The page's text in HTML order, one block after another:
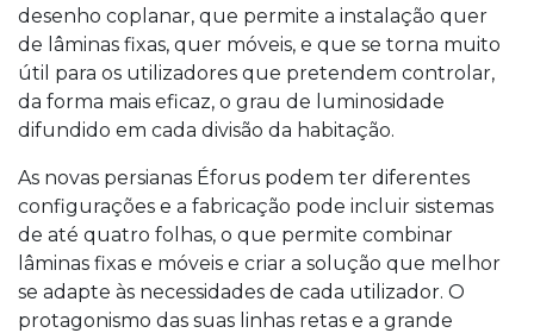
desenho coplanar, que permite a instalação quer
de lâminas fixas, quer móveis, e que se torna muito
útil para os utilizadores que pretendem controlar,
da forma mais eficaz, o grau de luminosidade
difundido em cada divisão da habitação.
As novas persianas Éforus podem ter diferentes
configurações e a fabricação pode incluir sistemas
de até quatro folhas, o que permite combinar
lâminas fixas e móveis e criar a solução que melhor
se adapte às necessidades de cada utilizador. O
protagonismo das suas linhas retas e a grande